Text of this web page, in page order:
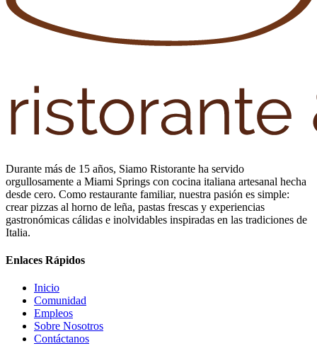
Durante más de 15 años, Siamo Ristorante ha servido
orgullosamente a Miami Springs con cocina italiana artesanal hecha
desde cero. Como restaurante familiar, nuestra pasión es simple:
crear pizzas al horno de leña, pastas frescas y experiencias
gastronómicas cálidas e inolvidables inspiradas en las tradiciones de
Italia.
Enlaces Rápidos
Inicio
Comunidad
Empleos
Sobre Nosotros
Contáctanos